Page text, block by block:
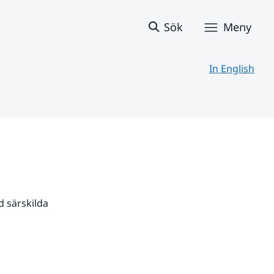
Sök Meny
In English
särskilda